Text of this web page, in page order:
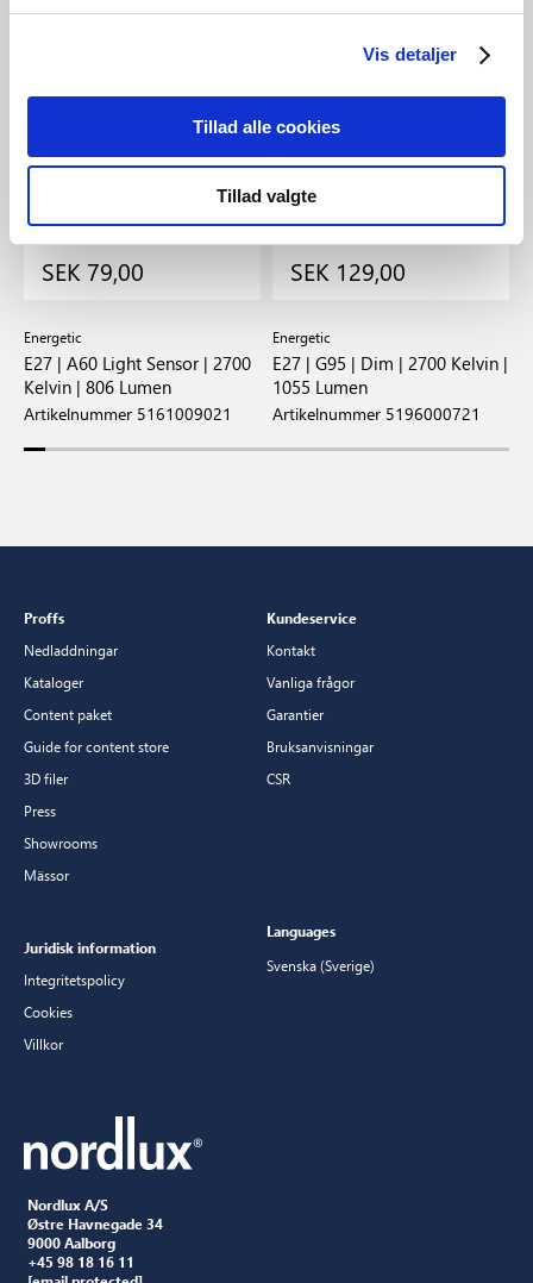
Vis detaljer
Tillad alle cookies
Tillad valgte
SEK 79,00
Energetic
E27 | A60 Light Sensor | 2700
Kelvin | 806 Lumen
Artikelnummer 5161009021
SEK 129,00
Energetic
E27 | G95 | Dim | 2700 Kelvin |
1055 Lumen
Artikelnummer 5196000721
Nordlux A/S
Østre Havnegade 34
9000 Aalborg
+45 98 18 16 11
Proffs
Nedladdningar
Kataloger
Content paket
Guide for content store
3D filer
Press
Showrooms
Mässor
Kundeservice
Kontakt
Vanliga frågor
Garantier
Bruksanvisningar
CSR
Juridisk information
Integritetspolicy
Cookies
Villkor
Languages
Svenska (Sverige)